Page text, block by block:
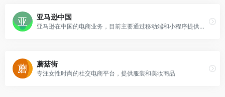
亚马逊中国
亚马逊在中国的电商业务，目前主要通过移动端和小程序提供服务
蘑菇街
专注女性时尚的社交电商平台，提供服装和美妆商品